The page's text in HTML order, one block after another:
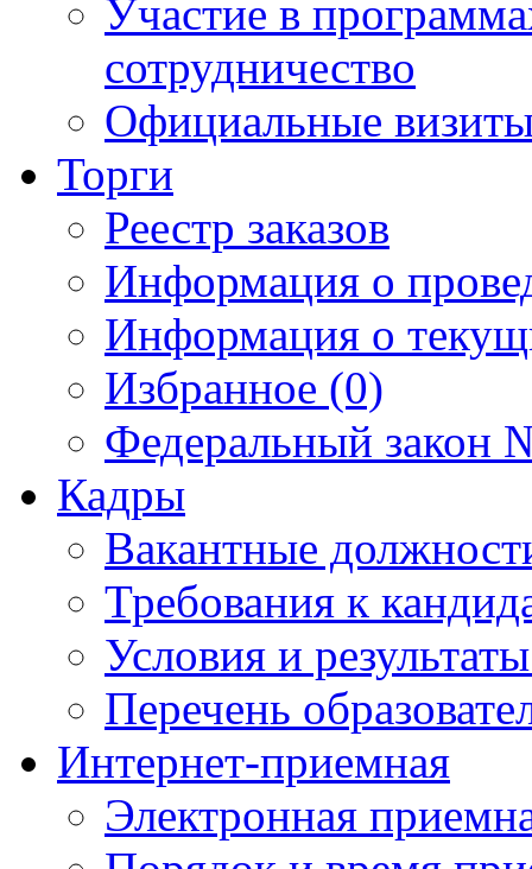
Участие в
сотрудничество
Официальные
Торги
Реестр заказов
Информация о
Информация о
Избранное (0)
Федеральный закон
Кадры
Вакантные
Требования к
Условия и
Перечень
Интернет-приемная
Электронная